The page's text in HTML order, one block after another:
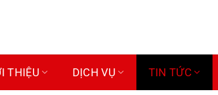
THIỆU DỊCH VỤ TIN TỨC